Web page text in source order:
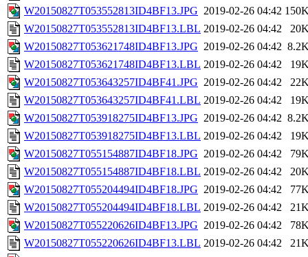
W20150827T053552813ID4BF13.JPG 2019-02-26 04:42
W20150827T053552813ID4BF13.LBL 2019-02-26 04:42
W20150827T053621748ID4BF13.JPG 2019-02-26 04:42
W20150827T053621748ID4BF13.LBL 2019-02-26 04:42
W20150827T053643257ID4BF41.JPG 2019-02-26 04:42
W20150827T053643257ID4BF41.LBL 2019-02-26 04:42
W20150827T053918275ID4BF13.JPG 2019-02-26 04:42
W20150827T053918275ID4BF13.LBL 2019-02-26 04:42
W20150827T055154887ID4BF18.JPG 2019-02-26 04:42
W20150827T055154887ID4BF18.LBL 2019-02-26 04:42
W20150827T055204494ID4BF18.JPG 2019-02-26 04:42
W20150827T055204494ID4BF18.LBL 2019-02-26 04:42
W20150827T055220626ID4BF13.JPG 2019-02-26 04:42
W20150827T055220626ID4BF13.LBL 2019-02-26 04:42